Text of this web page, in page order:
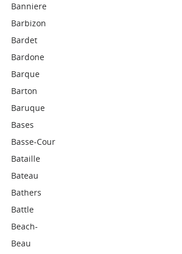
Banniere
Barbizon
Bardet
Bardone
Barque
Barton
Baruque
Bases
Basse-Cour
Bataille
Bateau
Bathers
Battle
Beach-
Beau